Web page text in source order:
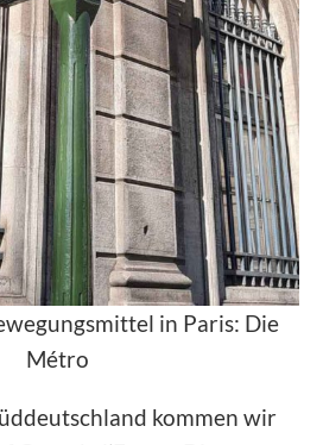
in Paris: Die
Métro
kommen wir